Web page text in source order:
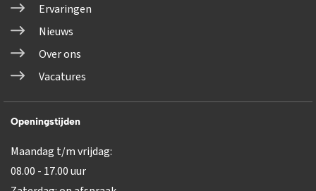
Ervaringen
Nieuws
Over ons
Vacatures
Openingstijden
Maandag t/m vrijdag:
08.00 - 17.00 uur